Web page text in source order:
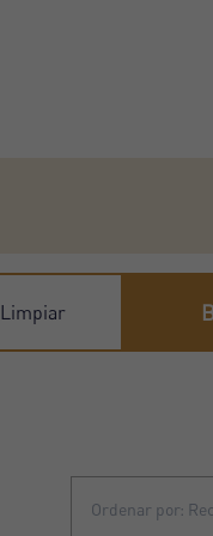
Limpiar
Ordenar por: